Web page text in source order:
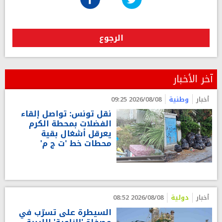
الرجوع
آخر الأخبار
أخبار وطنية 2026/08/08 09:25
نقل تونس: تواصل إلقاء
الفضلات بمحطة الكرم
يعرقل أشغال بقية
محطات خط 'ت ج م'
أخبار دولية 2026/08/08 08:52
السيطرة على تسرّب في